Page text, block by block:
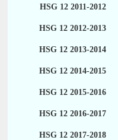
HSG 12 2011-2012
HSG 12 2012-2013
HSG 12 2013-2014
HSG 12 2014-2015
HSG 12 2015-2016
HSG 12 2016-2017
HSG 12 2017-2018